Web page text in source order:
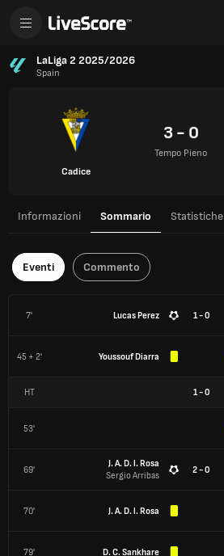
LaLiga 2 2025/2026
Spain
Cadice
3 - 0
Tempo Pieno
Informazioni Sommario Statistiche
Eventi Commento
7' Lucas Perez 1 - 0
45 + 2' Youssouf Diarra
HT 1-0
53'
69'
J. A. D. l. Rosa
Sergio Arribas
2 - 0
70' J. A. D. l. Rosa
79' D. C. Sankhare